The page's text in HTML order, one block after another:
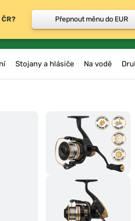
Stojany a hlásiče Na vodě
Přepnout měnu do EUR